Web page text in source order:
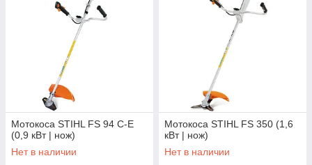
Мотокоса STIHL FS 94 C-E
(0,9 кВт | нож)
Нет в наличии
Мотокоса STIHL FS 350 (1,6
кВт | нож)
Нет в наличии